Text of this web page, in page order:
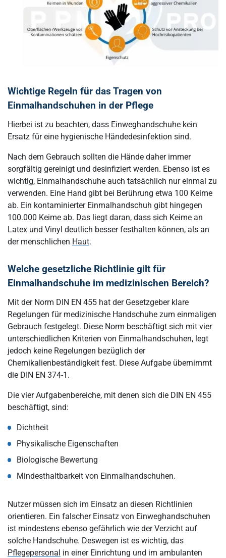
Wichtige Regeln für das Tragen von
Einmalhandschuhen in der Pflege
Hierbei ist zu beachten, dass Einweghandschuhe kein
Ersatz für eine hygienische Händedesinfektion sind.
Nach dem Gebrauch sollten die Hände daher immer
sorgfältig gereinigt und desinfiziert werden. Ebenso ist es
wichtig, Einmalhandschuhe auch tatsächlich nur einmal zu
verwenden. Eine Hand gibt bei Berührung etwa 100 Keime
ab. Ein kontaminierter Einmalhandschuh gibt hingegen
100.000 Keime ab. Das liegt daran, dass sich Keime an
Latex und Vinyl deutlich besser festhalten können, als an
der menschlichen Haut.
Welche gesetzliche Richtlinie gilt für
Einmalhandschuhe im medizinischen Bereich?
Mit der Norm DIN EN 455 hat der Gesetzgeber klare
Regelungen für medizinische Handschuhe zum einmaligen
Gebrauch festgelegt. Diese Norm beschäftigt sich mit vier
unterschiedlichen Kriterien von Einmalhandschuhen, legt
jedoch keine Regelungen bezüglich der
Chemikalienbeständigkeit fest. Diese Aufgabe übernimmt
die DIN EN 374-1.
Die vier Aufgabenbereiche, mit denen sich die DIN EN 455
beschäftigt, sind:
Dichtheit
Physikalische Eigenschaften
Biologische Bewertung
Mindesthaltbarkeit von Einmalhandschuhen.
Nutzer müssen sich im Einsatz an diesen Richtlinien
orientieren. Ein falscher Einsatz von Einweghandschuhen
ist mindestens ebenso gefährlich wie der Verzicht auf
solche Handschuhe. Deswegen ist es wichtig, das
Pflegepersonal in einer Einrichtung und im ambulanten